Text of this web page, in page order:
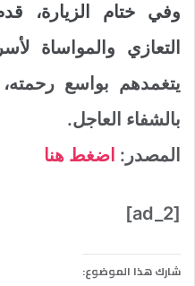
وفي ختام الزيارة،
التعازي والمواساة
يتغمدهم بواسع
بالشفاء العاجل.
المصدر: اضغط هنا
[ad_2]
شارك هذا الموضوع: